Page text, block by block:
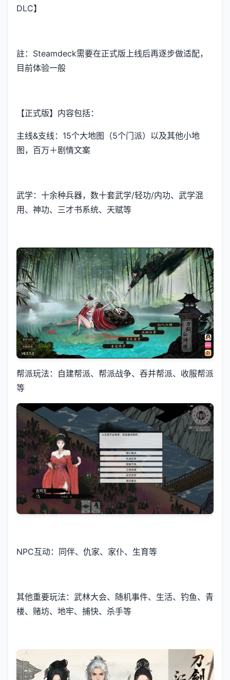
DLC】
註：Steamdeck需要在正式版上线后再逐步做适配，
目前体验一般
【正式版】内容包括：
主线&支线：15个大地图（5个门派）以及其他小地
图，百万＋剧情文案
武学：十余种兵器，数十套武学/轻功/内功、武学混
用、神功、三才书系统、天赋等
帮派玩法：自建帮派、帮派战争、吞并帮派、收服帮派
等
NPC互动：同伴、仇家、家仆、生育等
其他重要玩法：武林大会、随机事件、生活、钓鱼、青
楼、赌坊、地牢、捕快、杀手等